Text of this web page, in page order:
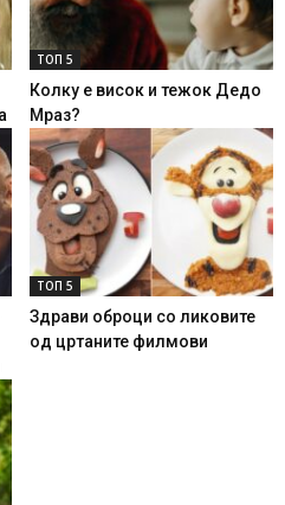
ТОП 5
Колку е висок и тежок Дедо
Мраз?
ТОП 5
Здрави оброци со ликовите
од цртаните филмови